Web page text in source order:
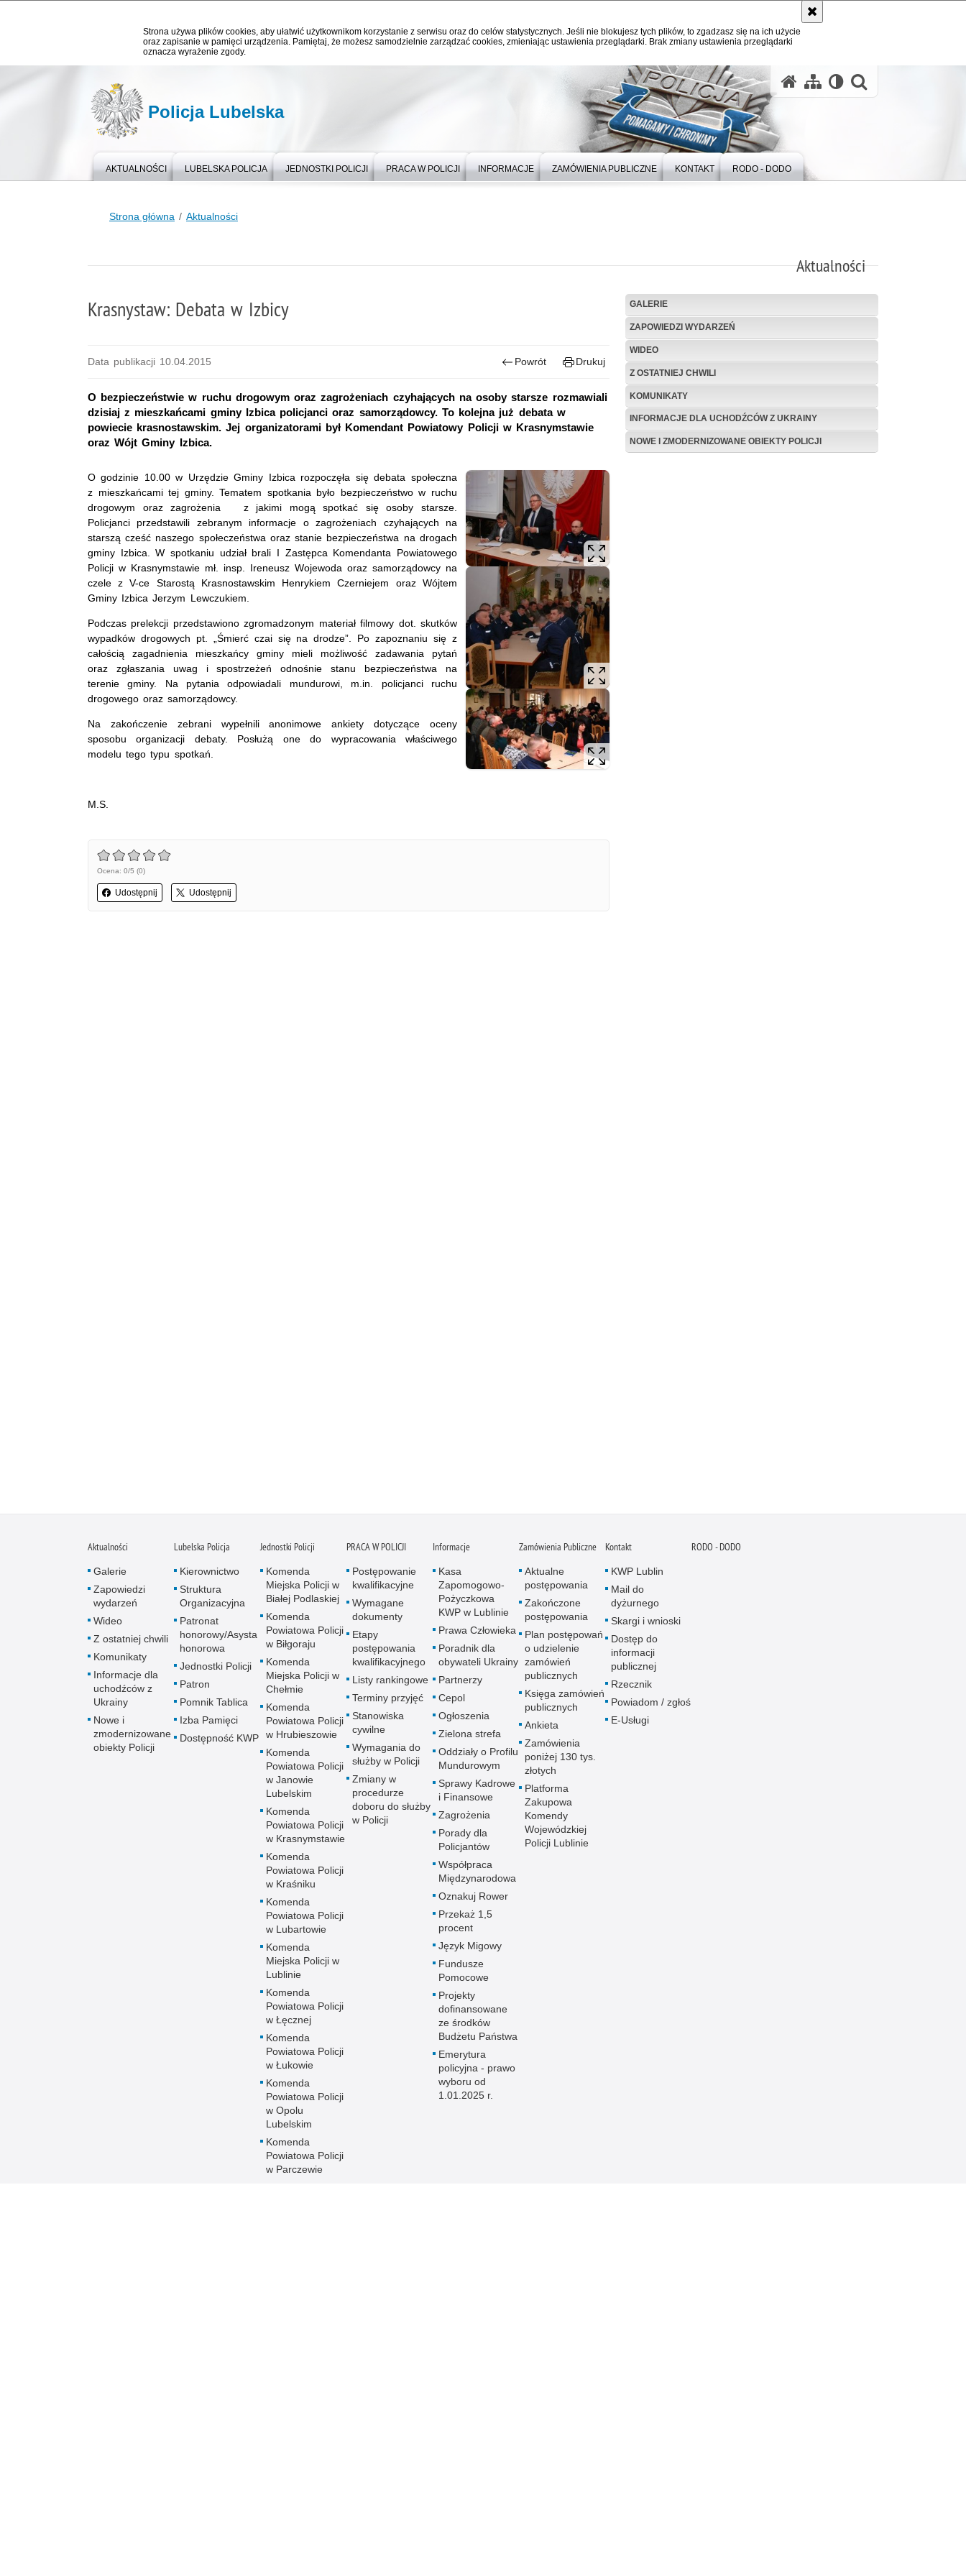
Strona używa plików cookies, aby ułatwić użytkownikom korzystanie z serwisu oraz do celów statystycznych. Jeśli nie blokujesz tych plików, to zgadzasz się na ich użycie
oraz zapisanie w pamięci urządzenia. Pamiętaj, że możesz samodzielnie zarządzać cookies, zmieniając ustawienia przeglądarki. Brak zmiany ustawienia przeglądarki
oznacza wyrażenie zgody.
Policja Lubelska
AKTUALNOŚCI LUBELSKA POLICJA JEDNOSTKI POLICJI PRACA W POLICJI INFORMACJE ZAMÓWIENIA PUBLICZNE KONTAKT RODO - DODO
Strona główna Aktualności
Aktualności
Krasnystaw: Debata w Izbicy
Data publikacji 10.04.2015 Powrót Drukuj
O bezpieczeństwie w ruchu drogowym oraz zagrożeniach czyhających na osoby starsze rozmawiali
dzisiaj z mieszkańcami gminy Izbica policjanci oraz samorządowcy. To kolejna już debata w
powiecie krasnostawskim. Jej organizatorami był Komendant Powiatowy Policji w Krasnymstawie
oraz Wójt Gminy Izbica.
O godzinie 10.00 w Urzędzie Gminy Izbica rozpoczęła się debata społeczna
z mieszkańcami tej gminy. Tematem spotkania było bezpieczeństwo w ruchu
drogowym oraz zagrożenia z jakimi mogą spotkać się osoby starsze.
Policjanci przedstawili zebranym informacje o zagrożeniach czyhających na
starszą cześć naszego społeczeństwa oraz stanie bezpieczeństwa na drogach
gminy Izbica. W spotkaniu udział brali I Zastępca Komendanta Powiatowego
Policji w Krasnymstawie mł. insp. Ireneusz Wojewoda oraz samorządowcy na
czele z V-ce Starostą Krasnostawskim Henrykiem Czerniejem oraz Wójtem
Gminy Izbica Jerzym Lewczukiem.
Podczas prelekcji przedstawiono zgromadzonym materiał filmowy dot. skutków
wypadków drogowych pt. „Śmierć czai się na drodze”. Po zapoznaniu się z
całością zagadnienia mieszkańcy gminy mieli możliwość zadawania pytań
oraz zgłaszania uwag i spostrzeżeń odnośnie stanu bezpieczeństwa na
terenie gminy. Na pytania odpowiadali mundurowi, m.in. policjanci ruchu
drogowego oraz samorządowcy.
Na zakończenie zebrani wypełnili anonimowe ankiety dotyczące oceny
sposobu organizacji debaty. Posłużą one do wypracowania właściwego
modelu tego typu spotkań.
M.S.
Ocena: 0/5 (0)
Udostępnij Udostępnij
GALERIE
ZAPOWIEDZI WYDARZEŃ
WIDEO
Z OSTATNIEJ CHWILI
KOMUNIKATY
INFORMACJE DLA UCHODŹCÓW Z UKRAINY
NOWE I ZMODERNIZOWANE OBIEKTY POLICJI
Aktualności
Galerie
Zapowiedzi
wydarzeń
Wideo
Z ostatniej chwili
Komunikaty
Informacje dla
uchodźców z
Ukrainy
Nowe i
zmodernizowane
obiekty Policji
Lubelska Policja
Kierownictwo
Struktura
Organizacyjna
Patronat
honorowy/Asysta
honorowa
Jednostki Policji
Patron
Pomnik Tablica
Izba Pamięci
Dostępność KWP
Jednostki Policji
Komenda
Miejska Policji w
Białej Podlaskiej
Komenda
Powiatowa Policji
w Biłgoraju
Komenda
Miejska Policji w
Chełmie
Komenda
Powiatowa Policji
w Hrubieszowie
Komenda
Powiatowa Policji
w Janowie
Lubelskim
Komenda
Powiatowa Policji
w Krasnymstawie
Komenda
Powiatowa Policji
w Kraśniku
Komenda
Powiatowa Policji
w Lubartowie
Komenda
Miejska Policji w
Lublinie
Komenda
Powiatowa Policji
w Łęcznej
Komenda
Powiatowa Policji
w Łukowie
Komenda
Powiatowa Policji
w Opolu
Lubelskim
Komenda
Powiatowa Policji
w Parczewie
PRACA W POLICJI
Postępowanie
kwalifikacyjne
Wymagane
dokumenty
Etapy
postępowania
kwalifikacyjnego
Listy rankingowe
Terminy przyjęć
Stanowiska
cywilne
Wymagania do
służby w Policji
Zmiany w
procedurze
doboru do służby
w Policji
Informacje
Kasa
Zapomogowo-
Pożyczkowa
KWP w Lublinie
Prawa Człowieka
Poradnik dla
obywateli Ukrainy
Partnerzy
Cepol
Ogłoszenia
Zielona strefa
Oddziały o Profilu
Mundurowym
Sprawy Kadrowe
i Finansowe
Zagrożenia
Porady dla
Policjantów
Współpraca
Międzynarodowa
Oznakuj Rower
Przekaż 1,5
procent
Język Migowy
Fundusze
Pomocowe
Projekty
dofinansowane
ze środków
Budżetu Państwa
Emerytura
policyjna - prawo
wyboru od
1.01.2025 r.
Zamówienia Publiczne
Aktualne
postępowania
Zakończone
postępowania
Plan postępowań
o udzielenie
zamówień
publicznych
Księga zamówień
publicznych
Ankieta
Zamówienia
poniżej 130 tys.
złotych
Platforma
Zakupowa
Komendy
Wojewódzkiej
Policji Lublinie
Kontakt
KWP Lublin
Mail do
dyżurnego
Skargi i wnioski
Dostęp do
informacji
publicznej
Rzecznik
Powiadom / zgłoś
E-Usługi
RODO - DODO